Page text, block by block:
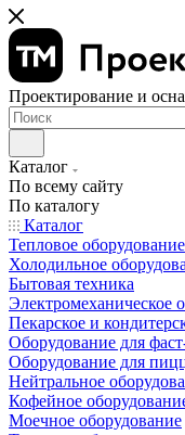
Проектирование и
Каталог
По всему сайту
По каталогу
Каталог
Тепловое оборудование
Холодильное
Бытовая техника
Электромеханическое
Пекарское и
Оборудование для
Оборудование для
Нейтральное
Кофейное
Моечное оборудование